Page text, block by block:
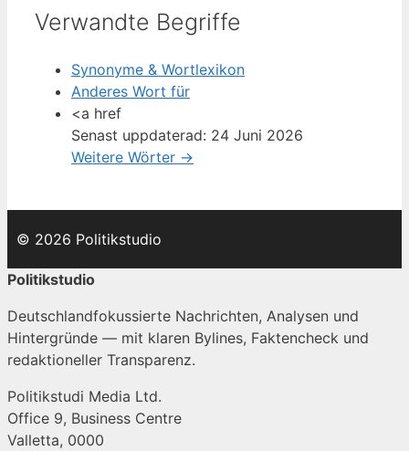
Verwandte Begriffe
Synonyme & Wortlexikon
Anderes Wort für
<a href
Senast uppdaterad: 24 Juni 2026
Weitere Wörter →
© 2026 Politikstudio
Politikstudio
Deutschlandfokussierte Nachrichten, Analysen und
Hintergründe — mit klaren Bylines, Faktencheck und
redaktioneller Transparenz.
Politikstudi Media Ltd.
Office 9, Business Centre
Valletta, 0000